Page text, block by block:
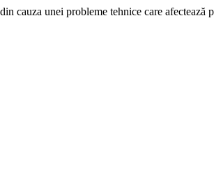
cauza unei probleme tehnice care